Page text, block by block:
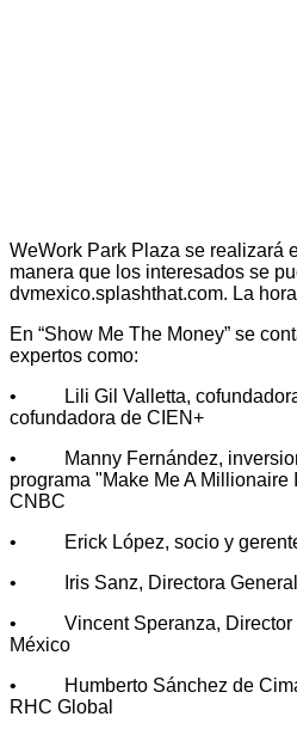
WeWork Park Plaza se realizará
manera que los interesados se
dvmexico.splashthat.com. La
En “Show Me The Money” se
expertos como:
• Lili Gil Valletta, cofundadora
cofundadora de CIEN+
• Manny Fernández,
programa "Make Me A Millionaire
CNBC
• Erick López, socio y gerente
• Iris Sanz, Directora General
• Vincent Speranza, Director
México
• Humberto Sánchez de
RHC Global